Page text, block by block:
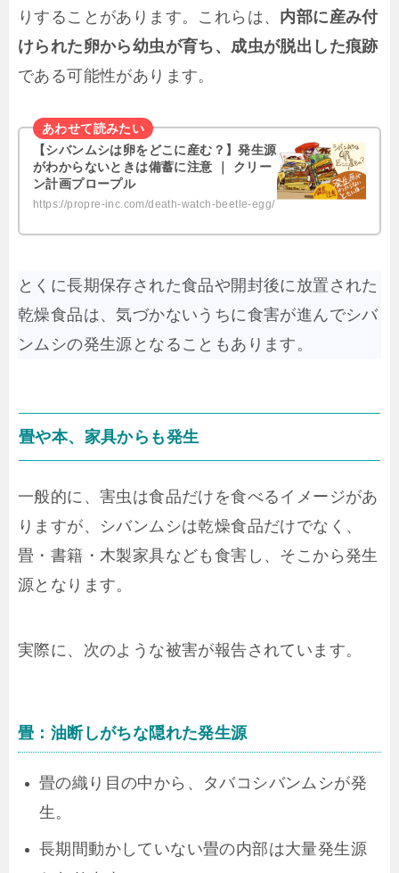
りすることがあります。これらは、 内部に産み付
けられた卵から幼虫が育ち、成虫が脱出した痕跡
である可能性があります。
【シバンムシは卵をどこに産む？】発生源
がわからないときは備蓄に注意 ｜ クリー
ン計画プロープル
https://propre-inc.com/death-watch-beetle-egg/
とくに長期保存された食品や開封後に放置された
乾燥食品は、気づかないうちに食害が進んでシバ
ンムシの発生源となることもあります。
畳や本、家具からも発生
一般的に、害虫は食品だけを食べるイメージがあ
りますが、シバンムシは乾燥食品だけでなく、
畳・書籍・木製家具なども食害し、そこから発生
源となります。
実際に、次のような被害が報告されています。
畳：油断しがちな隠れた発生源
畳の織り目の中から、タバコシバンムシが発
生。
長期間動かしていない畳の内部は大量発生源